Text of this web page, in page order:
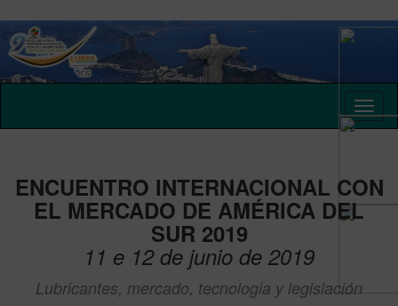
ENCUENTRO INTERNACIONAL CON
EL MERCADO DE AMÉRICA DEL
SUR 2019
11 e 12 de junio de 2019
Lubricantes, mercado, tecnologia y legislación